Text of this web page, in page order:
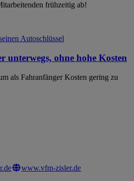
frühzeitig ab!
unterwegs, ohne hohe Kosten
als Fahranfänger Kosten gering zu
www.vfm-zisler.de